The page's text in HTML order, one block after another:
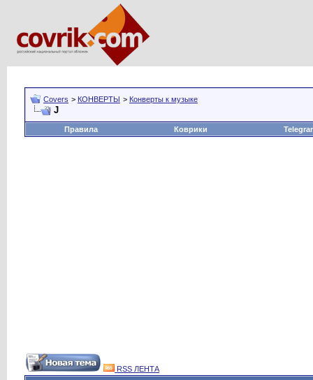
Covers > КОНВЕРТЫ > Конверты к музыке
J
Правила Коврики
RSS ЛЕНТА